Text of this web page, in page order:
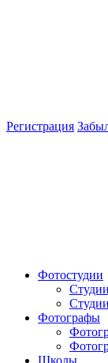
Регистрация
Фотостудии
Фотографы
Школы